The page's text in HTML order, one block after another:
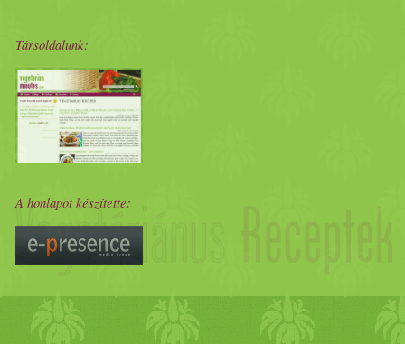
Társoldalunk:
A honlapot készítette: